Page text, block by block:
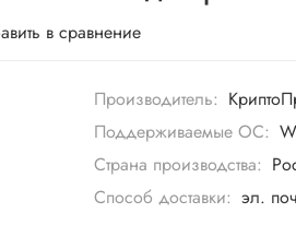
в сравнение
Производитель:
Поддерживаемые ОС:
Страна производства:
Способ доставки: эл.